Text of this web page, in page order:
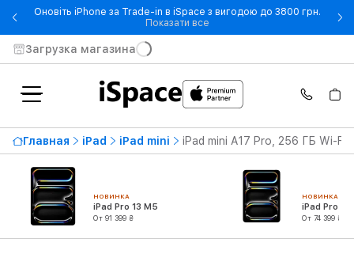
Оновіть iPhone за Trade-in в iSpace з вигодою до 3800 грн.
Показати все- Оновіть iPhone за Trade-in
Загрузка магазина
Главная iPad iPad mini iPad mini A17 Pro, 256 ГБ Wi-Fi
НОВИНКА
iPad Pro 13 M5
От 91 399 ₴
НОВИНКА
iPad Pro 11
От 74 399 ₴